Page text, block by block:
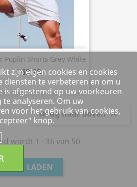
Poplin Shorts Grey White
€ 69,95
Terug naar boven
wordt 1 - 36 van 50
MEER LADEN
zijn eigen cookies en cookies
diensten te verbeteren en om u
is afgestemd op uw voorkeuren
analyseren. Om uw
voor het gebruik van cookies,
knop.